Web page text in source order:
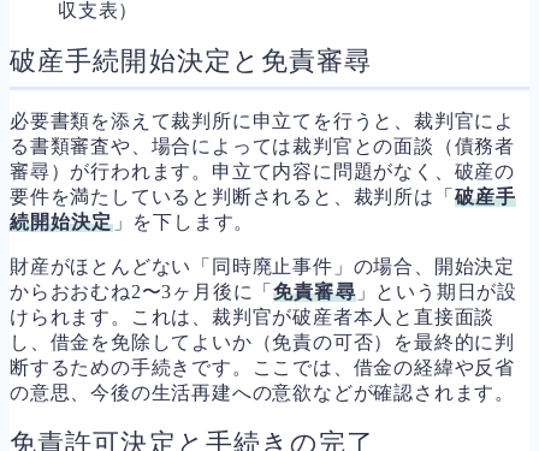
収支表）
破産手続開始決定と免責審尋
必要書類を添えて裁判所に申立てを行うと、裁判官によ
る書類審査や、場合によっては裁判官との面談（債務者
審尋）が行われます。申立て内容に問題がなく、破産の
要件を満たしていると判断されると、裁判所は「 破産手
続開始決定」を下します。
財産がほとんどない「同時廃止事件」の場合、開始決定
からおおむね2〜3ヶ月後に「免責審尋」という期日が設
けられます。これは、裁判官が破産者本人と直接面談
し、借金を免除してよいか（免責の可否）を最終的に判
断するための手続きです。ここでは、借金の経緯や反省
の意思、今後の生活再建への意欲などが確認されます。
免責許可決定と手続きの完了